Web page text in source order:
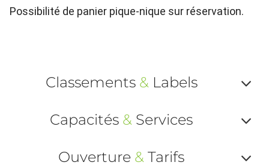
Possibilité de panier pique-nique sur réservation.
Classements &Labels
ou
Capacités & Services
Ouverture & Tarifs